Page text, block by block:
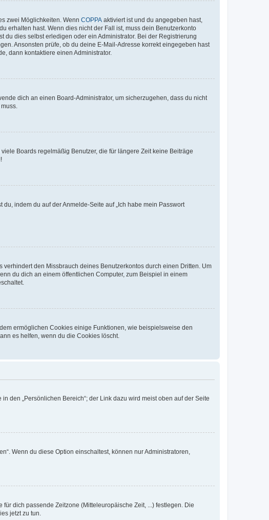
zwei Möglichkeiten. Wenn COPPA aktiviert ist und du angegeben hast,
erhalten hast. Wenn dies nicht der Fall ist, muss dein Benutzerkonto
dies selbst erledigen oder ein Administrator. Bei der Registrierung
Ansonsten prüfe, ob du deine E-Mail-Adresse korrekt eingegeben hast
dann kontaktiere einen Administrator.
dich an einen Board-Administrator, um sicherzugehen, dass du nicht
Boards regelmäßig Benutzer, die für längere Zeit keine Beiträge
indem du auf der Anmelde-Seite auf „Ich habe mein Passwort
den Missbrauch deines Benutzerkontos durch einen Dritten. Um
du dich an einem öffentlichen Computer, zum Beispiel in einem
ermöglichen Cookies einige Funktionen, wie beispielsweise den
es helfen, wenn du die Cookies löscht.
den „Persönlichen Bereich“; der Link dazu wird meist oben auf der Seite
Wenn du diese Option einschaltest, können nur Administratoren,
dich passende Zeitzone (Mitteleuropäische Zeit, ...) festlegen. Die
jetzt zu tun.